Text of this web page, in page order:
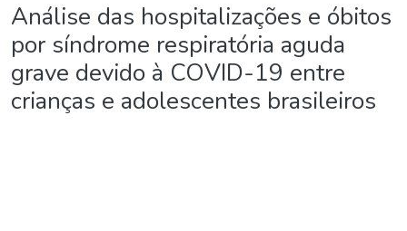
Análise das hospitalizações e óbitos
por síndrome respiratória aguda
grave devido à COVID-19 entre
crianças e adolescentes brasileiros